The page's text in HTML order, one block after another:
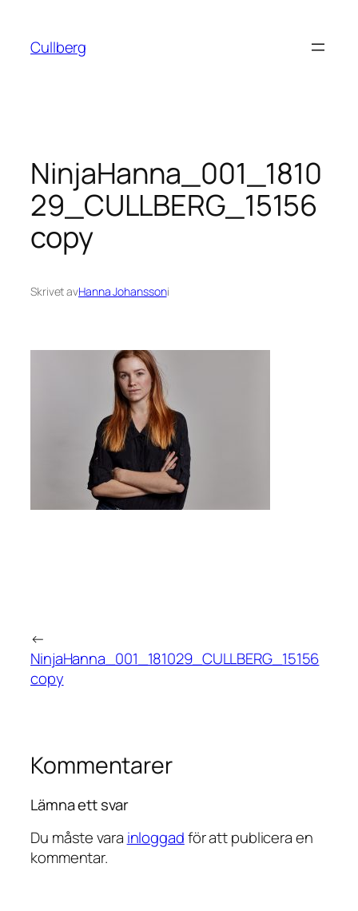
innehåll
Cullberg
NinjaHanna_001_1810
29_CULLBERG_15156
copy
Skrivet avHanna Johanssoni
←
NinjaHanna_001_181029_CULLBERG_15156
copy
Kommentarer
Lämna ett svar
Du måste vara inloggadför att publicera en
kommentar.